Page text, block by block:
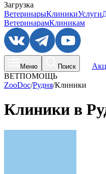
Загрузка
ВетеринарыКлиникиУслуги
ВетеринарамКлиникам
Меню Поиск
ВЕТПОМОЩЬ
ZooDoc/Рудня/Клиники
Клиники в